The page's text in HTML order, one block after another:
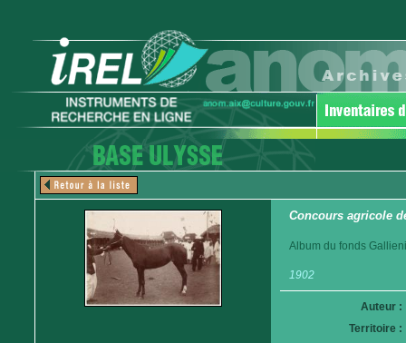
Concours agricole
Album du fonds
1902
Auteur :
Territoire :